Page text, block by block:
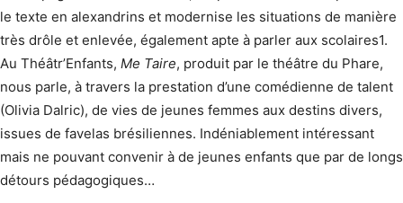
le texte en alexandrins et modernise les situations de manière
très drôle et enlevée, également apte à parler aux scolaires1.
Au Théâtr’Enfants, Me Taire, produit par le théâtre du Phare,
nous parle, à travers la prestation d’une comédienne de talent
(Olivia Dalric), de vies de jeunes femmes aux destins divers,
issues de favelas brésiliennes. Indéniablement intéressant
mais ne pouvant convenir à de jeunes enfants que par de longs
détours pédagogiques…